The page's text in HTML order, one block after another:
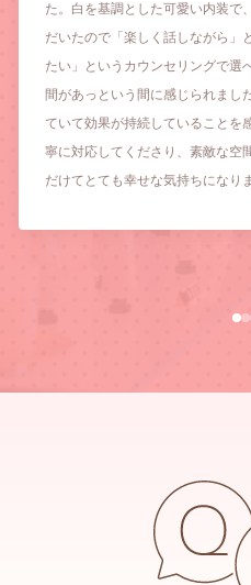
た。白を基調とした可愛い内装で
だいたので「楽しく話しながら」
たい」というカウンセリングで選
間があっという間に感じられまし
ていて効果が持続していることを
寧に対応してくださり、素敵な空
だけてとても幸せな気持ちになり